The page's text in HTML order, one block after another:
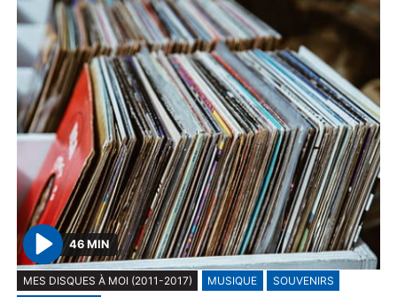
P
l
46 MIN
MES DISQUES À MOI (2011-2017) MUSIQUE
SOUVENIRS